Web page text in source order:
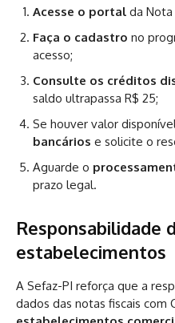
Acesse o portal da Nota
Faça o cadastro no
acesso;
Consulte os créditos
saldo ultrapassa R$ 25;
Se houver valor
bancários e solicite o
Aguarde o
prazo legal.
Responsabilidade
estabelecimentos
A Sefaz-PI reforça que a
dados das notas fiscais com